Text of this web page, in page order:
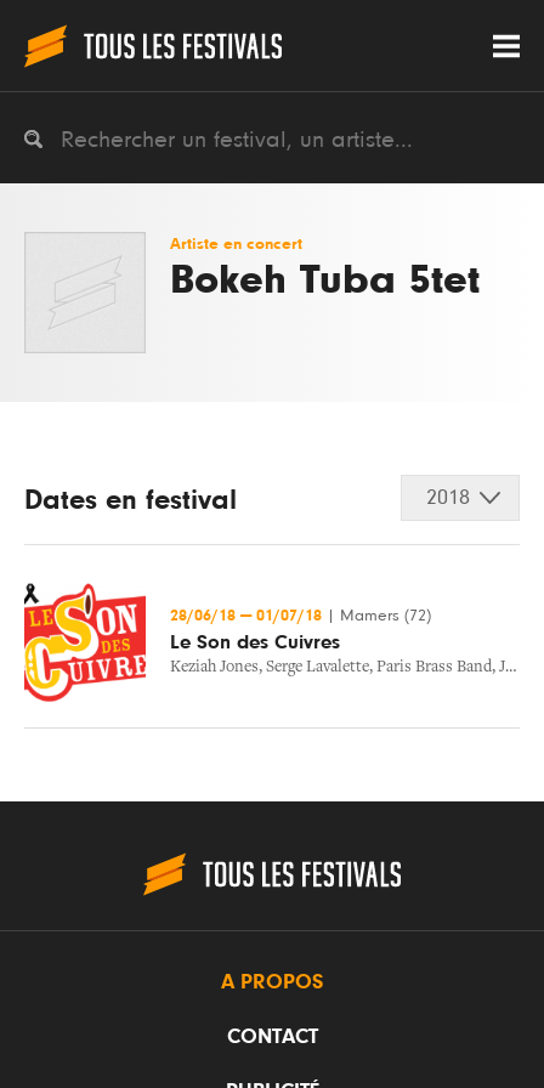
Artiste en concert
Bokeh Tuba 5tet
Dates en festival 2018
28/06/18 — 01/07/18 Mamers (72)
Le Son des Cuivres
Keziah Jones, Serge Lavalette, Paris Brass Band, Journal Intime
A PROPOS
CONTACT